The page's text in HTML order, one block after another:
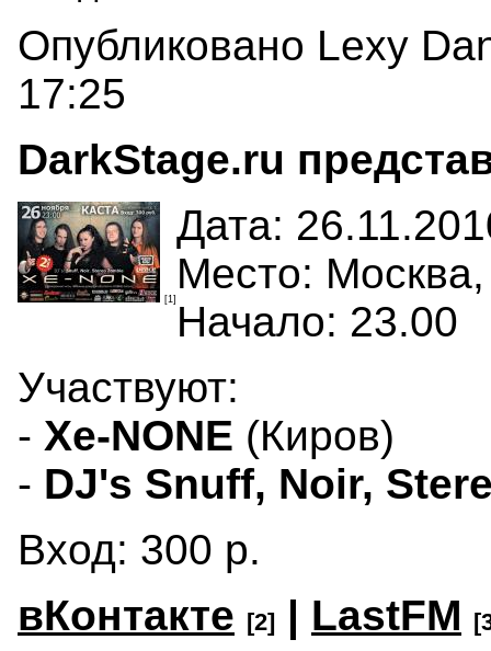
Опубликовано Lexy
17:25
DarkStage.ru
[1]
Дата:
Место:
Начало: 23.00
Участвуют:
- Xe-NONE (Киров)
- DJ's Snuff, Noir,
Вход: 300 р.
вКонтакте [2] | LastFM